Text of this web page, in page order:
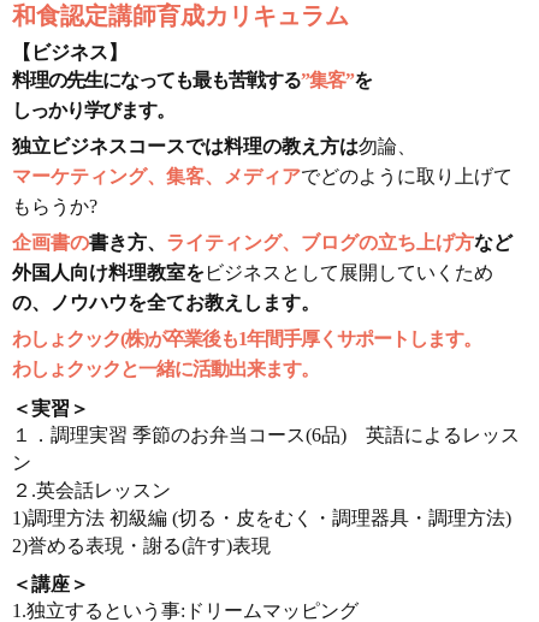
和食認定講師育成カリキュラム
【ビジネス】
料理の先生になっても最も苦戦する”集客”を
しっかり学びます。
独立ビジネスコースでは料理の教え方は勿論、
マーケティング、集客、メディアでどのように取り上げて
もらうか?
企画書の書き方、 ライティング、ブログの立ち上げ方など
外国人向け料理教室をビジネスとして展開していくため
の、ノウハウを全てお教えします。
わしょクック(株)が卒業後も1年間手厚くサポートします。
わしょクックと一緒に活動出来ます。
＜実習＞
１．調理実習 季節のお弁当コース(6品) 英語によるレッス
ン
２.英会話レッスン
1)調理方法 初級編 (切る・皮をむく・調理器具・調理方法)
2)誉める表現・謝る(許す)表現
＜講座＞
1.独立するという事:ドリームマッピング